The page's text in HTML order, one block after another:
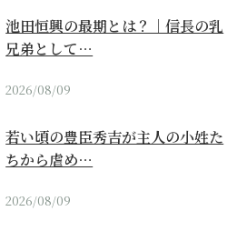
池田恒興の最期とは？｜信長の乳
兄弟として…
2026/08/09
若い頃の豊臣秀吉が主人の小姓た
ちから虐め…
2026/08/09